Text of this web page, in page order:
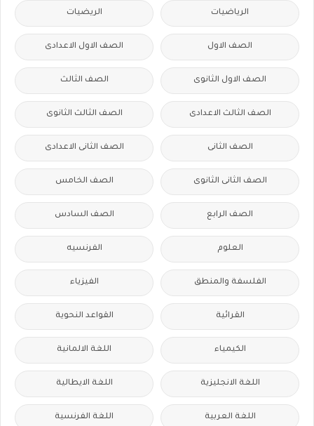
الرياضيات الريضيات
الصف الاول الصف الاول الاعدادى
الصف الاول الثانوى الصف الثالث
الصف الثالث الاعدادى الصف الثالث الثانوى
الصف الثانى الصف الثانى الاعدادى
الصف الثانى الثانوى الصف الخامس
الصف الرابع الصف السادس
العلوم الفرنسيه
الفلسفة والمنطق الفيزياء
القرائية القواعد النحوية
الكيمياء اللغة الالمانية
اللغة الانجليزية اللغة الايطالية
اللغة العربية اللغة الفرنسية